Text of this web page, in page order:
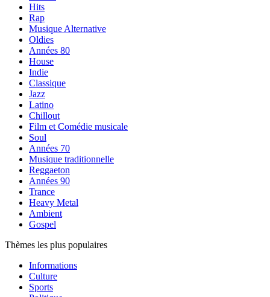
Hits
Rap
Musique Alternative
Oldies
Années 80
House
Indie
Classique
Jazz
Latino
Chillout
Film et Comédie musicale
Soul
Années 70
Musique traditionnelle
Reggaeton
Années 90
Trance
Heavy Metal
Ambient
Gospel
Thèmes les plus populaires
Informations
Culture
Sports